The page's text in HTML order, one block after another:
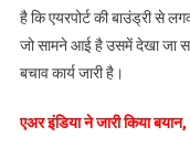
है कि एयरपोर्ट की बाउंड्री से
जो सामने आई है उसमें देखा जा
बचाव कार्य जारी है।
एअर इंडिया ने जारी किया